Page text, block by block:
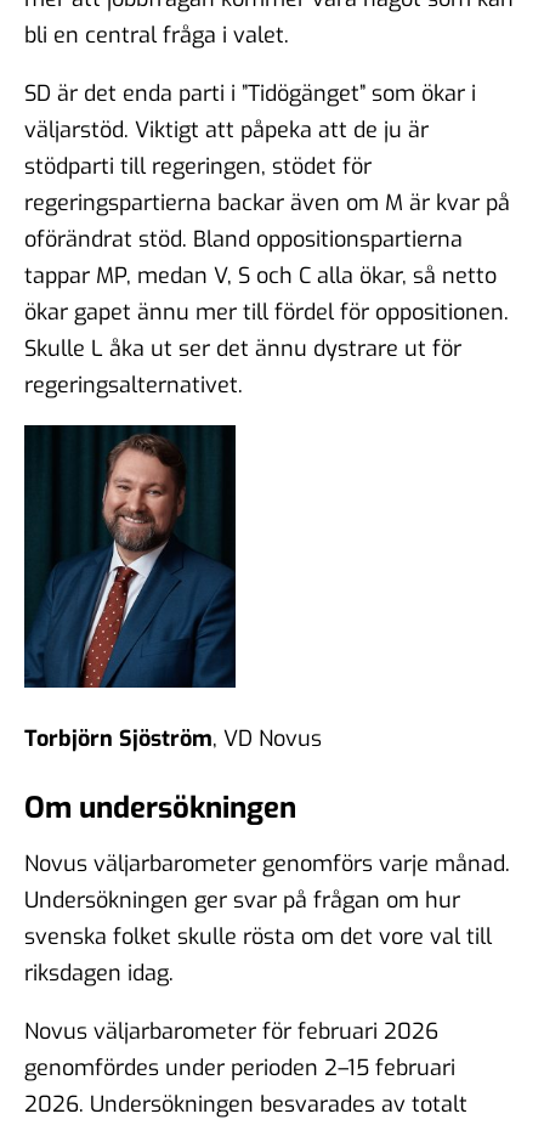
bli en central fråga i valet.
SD är det enda parti i ”Tidögänget” som ökar i
väljarstöd. Viktigt att påpeka att de ju är
stödparti till regeringen, stödet för
regeringspartierna backar även om M är kvar på
oförändrat stöd. Bland oppositionspartierna
tappar MP, medan V, S och C alla ökar, så netto
ökar gapet ännu mer till fördel för oppositionen.
Skulle L åka ut ser det ännu dystrare ut för
regeringsalternativet.
Torbjörn Sjöström, VD Novus
Om undersökningen
Novus väljarbarometer genomförs varje månad.
Undersökningen ger svar på frågan om hur
svenska folket skulle rösta om det vore val till
riksdagen idag.
Novus väljarbarometer för februari 2026
genomfördes under perioden 2–15 februari
2026. Undersökningen besvarades av totalt